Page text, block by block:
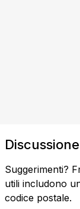
Suggerimenti?
utili includono
codice postale.